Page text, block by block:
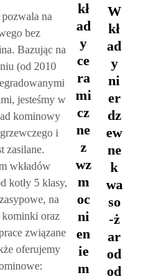
na
bez
Bazując na
(od 2010
jesteśmy w
kominowy
i
zasilane.
wkładów
kotły 5 klasy,
na
kominki oraz
związane
oferujemy
kł
ad
y
ce
ra
mi
cz
ne
z
wz
m
oc
ni
en
ie
m
W
kł
ad
y
ni
er
dz
ew
ne
k
wa
so
-ż
ar
od
od